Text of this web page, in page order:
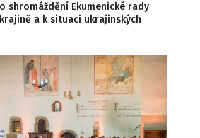
shromáždění Ekumenické rady
a k situaci ukrajinských